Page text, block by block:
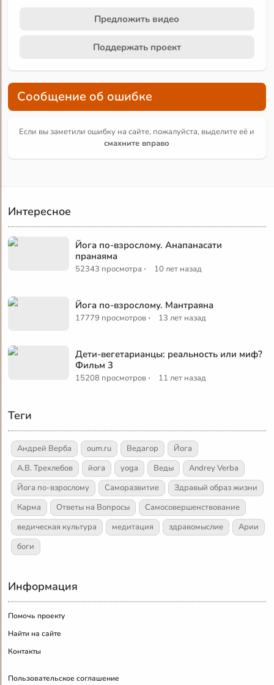
Предложить видео
Поддержать проект
Сообщение об ошибке
Если вы заметили ошибку на сайте, пожалуйста, выделите её и
смахните вправо
Интересное
Йога по-взрослому. Анапанасати
пранаяма
52343 просмотра · 10 лет назад
Йога по-взрослому. Мантраяна
17779 просмотров · 13 лет назад
Дети-вегетарианцы: реальность или миф?
Фильм 3
15208 просмотров · 11 лет назад
Теги
Андрей Верба oum.ru Ведагор
Йога
А.В. Трехлебов
йога yoga Веды
Andrey Verba
Йога по-взрослому
Саморазвитие
Здравый образ жизни
Карма
Ответы на Вопросы
Самосовершенствование
ведическая культура
медитация здравомыслие
Арии
боги
Информация
Помочь проекту
Найти на сайте
Контакты
Пользовательское соглашение